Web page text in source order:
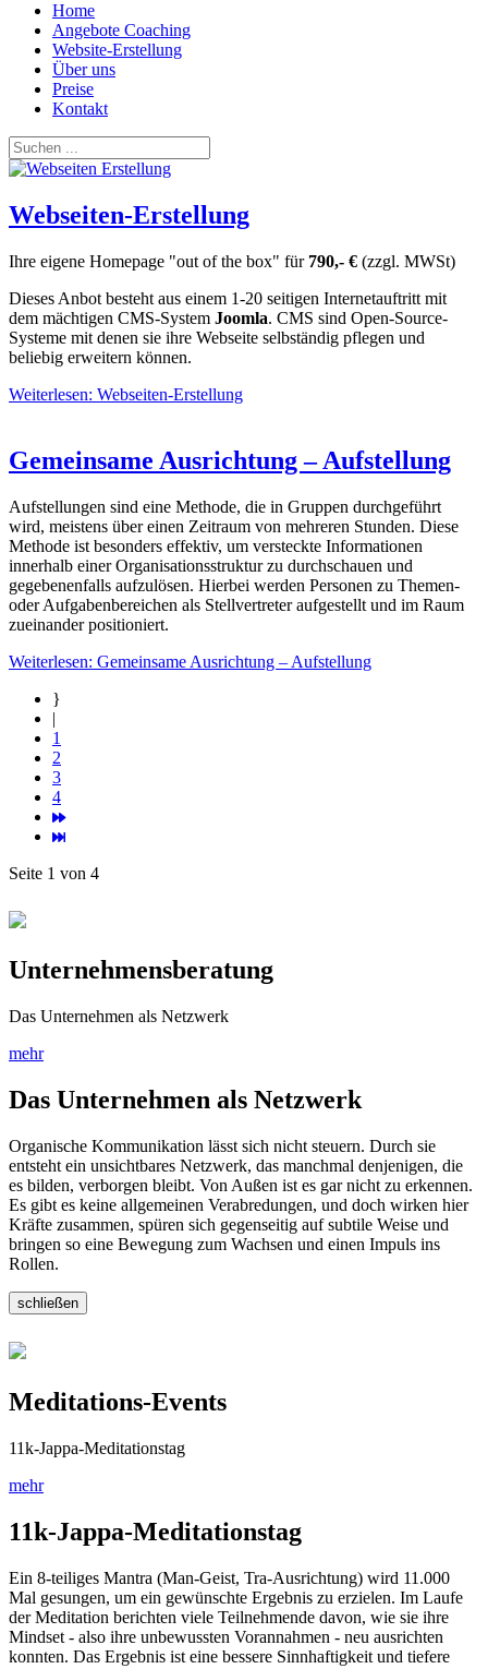
Home
Angebote Coaching
Website-Erstellung
Über uns
Preise
Kontakt
Webseiten-Erstellung
Ihre eigene Homepage "out of the box" für 790,- € (zzgl. MWSt)
Dieses Anbot besteht aus einem 1-20 seitigen Internetauftritt mit
dem mächtigen CMS-System Joomla. CMS sind Open-Source-
Systeme mit denen sie ihre Webseite selbständig pflegen und
beliebig erweitern können.
Weiterlesen: Webseiten-Erstellung
Gemeinsame Ausrichtung – Aufstellung
Aufstellungen sind eine Methode, die in Gruppen durchgeführt
wird, meistens über einen Zeitraum von mehreren Stunden. Diese
Methode ist besonders effektiv, um versteckte Informationen
innerhalb einer Organisationsstruktur zu durchschauen und
gegebenenfalls aufzulösen. Hierbei werden Personen zu Themen-
oder Aufgabenbereichen als Stellvertreter aufgestellt und im Raum
zueinander positioniert.
Weiterlesen: Gemeinsame Ausrichtung – Aufstellung
1
2
3
4
Seite 1 von 4
Unternehmensberatung
Das Unternehmen als Netzwerk
mehr
Das Unternehmen als Netzwerk
Organische Kommunikation lässt sich nicht steuern. Durch sie
entsteht ein unsichtbares Netzwerk, das manchmal denjenigen, die
es bilden, verborgen bleibt. Von Außen ist es gar nicht zu erkennen.
Es gibt es keine allgemeinen Verabredungen, und doch wirken hier
Kräfte zusammen, spüren sich gegenseitig auf subtile Weise und
bringen so eine Bewegung zum Wachsen und einen Impuls ins
Rollen.
schließen
Meditations-Events
11k-Jappa-Meditationstag
mehr
11k-Jappa-Meditationstag
Ein 8-teiliges Mantra (Man-Geist, Tra-Ausrichtung) wird 11.000
Mal gesungen, um ein gewünschte Ergebnis zu erzielen. Im Laufe
der Meditation berichten viele Teilnehmende davon, wie sie ihre
Mindset - also ihre unbewussten Vorannahmen - neu ausrichten
konnten. Das Ergebnis ist eine bessere Sinnhaftigkeit und tiefere